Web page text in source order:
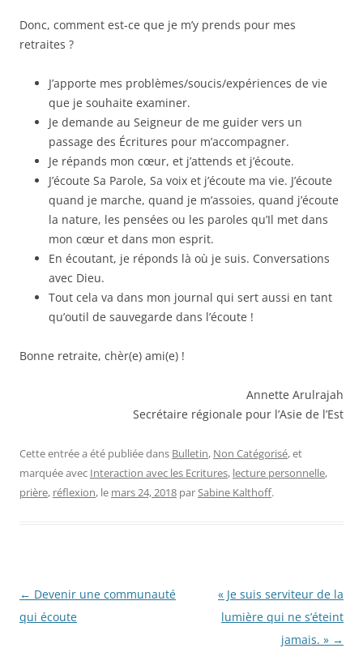
Donc, comment est-ce que je m’y prends pour mes
retraites ?
J’apporte mes problèmes/soucis/expériences de vie
que je souhaite examiner.
Je demande au Seigneur de me guider vers un
passage des Écritures pour m’accompagner.
Je répands mon cœur, et j’attends et j’écoute.
J’écoute Sa Parole, Sa voix et j’écoute ma vie. J’écoute
quand je marche, quand je m’assoies, quand j’écoute
la nature, les pensées ou les paroles qu’Il met dans
mon cœur et dans mon esprit.
En écoutant, je réponds là où je suis. Conversations
avec Dieu.
Tout cela va dans mon journal qui sert aussi en tant
qu’outil de sauvegarde dans l’écoute !
Bonne retraite, chèr(e) ami(e) !
Annette Arulrajah
Secrétaire régionale pour l’Asie de l’Est
Cette entrée a été publiée dans Bulletin, Non Catégorisé, et
marquée avec Interaction avec les Ecritures, lecture personnelle,
prière, réflexion, le mars 24, 2018 parSabine Kalthoff.
Navigation
des
← Devenir une communauté
qui écoute
« Je suis serviteur de la
lumière qui ne s’éteint
jamais. » →